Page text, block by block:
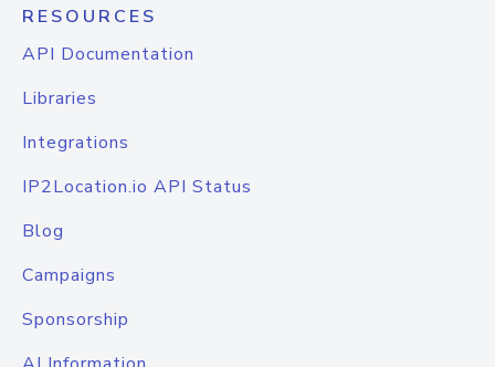
RESOURCES
API Documentation
Libraries
Integrations
IP2Location.io API Status
Blog
Campaigns
Sponsorship